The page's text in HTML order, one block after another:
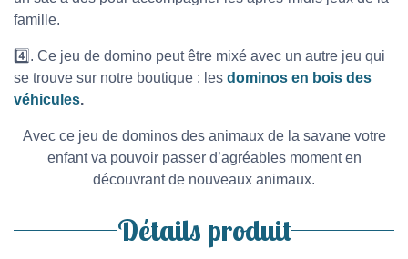
famille.
4️⃣. Ce jeu de domino peut être mixé avec un autre jeu qui
se trouve sur notre boutique : les dominos en bois des
véhicules.
Avec ce jeu de dominos des animaux de la savane votre
enfant va pouvoir passer d’agréables moment en
découvrant de nouveaux animaux.
Détails produit